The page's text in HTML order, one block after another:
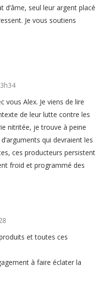
d’âme, seul leur argent placé
Je vous soutiens
vous Alex. Je viens de lire
de leur lutte contre les
nitritée, je trouve à peine
qui devraient les
ces producteurs persistent
froid et programmé des
et toutes ces
à faire éclater la